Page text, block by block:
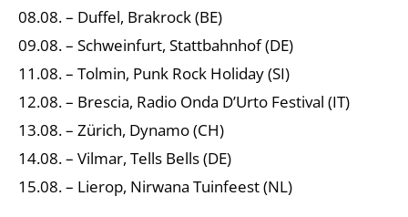
08.08. – Duffel, Brakrock (BE)
09.08. – Schweinfurt, Stattbahnhof (DE)
11.08. – Tolmin, Punk Rock Holiday (SI)
12.08. – Brescia, Radio Onda D’Urto Festival (IT)
13.08. – Zürich, Dynamo (CH)
14.08. – Vilmar, Tells Bells (DE)
15.08. – Lierop, Nirwana Tuinfeest (NL)